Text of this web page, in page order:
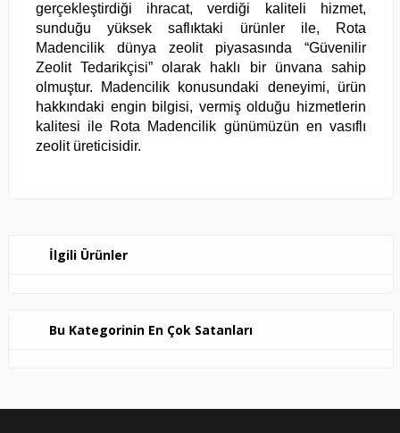
gerçekleştirdiği ihracat, verdiği kaliteli hizmet,
sunduğu yüksek saflıktaki ürünler ile, Rota
Madencilik dünya zeolit piyasasında “Güvenilir
Zeolit Tedarikçisi” olarak haklı bir ünvana sahip
olmuştur. Madencilik konusundaki deneyimi, ürün
hakkındaki engin bilgisi, vermiş olduğu hizmetlerin
kalitesi ile Rota Madencilik günümüzün en vasıflı
zeolit üreticisidir.
İlgili Ürünler
Bu Kategorinin En Çok Satanları